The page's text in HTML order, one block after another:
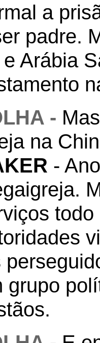
a
padre.
e Arábia
-
na
-
grupo